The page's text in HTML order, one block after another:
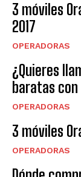
3 móviles
2017
OPERADORAS
¿Quieres
baratas
OPERADORAS
3 móviles
OPERADORAS